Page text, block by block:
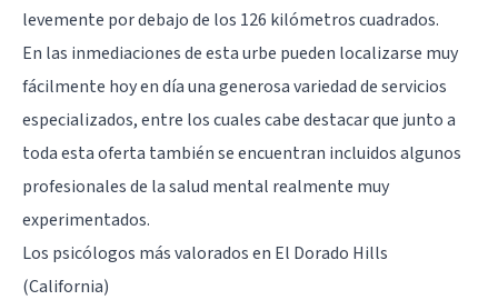
levemente por debajo de los 126 kilómetros cuadrados.
En las inmediaciones de esta urbe pueden localizarse muy
fácilmente hoy en día una generosa variedad de servicios
especializados, entre los cuales cabe destacar que junto a
toda esta oferta también se encuentran incluidos algunos
profesionales de la salud mental realmente muy
experimentados.
Los psicólogos más valorados en El Dorado Hills
(California)